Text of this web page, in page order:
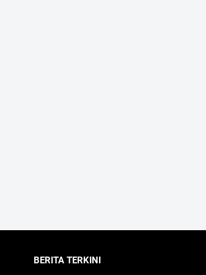
BERITA TERKINI